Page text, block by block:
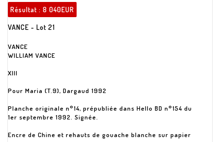
Résultat : 8 040EUR
VANCE - Lot 21
VANCE
WILLIAM VANCE
XIII
Pour Maria (T.9), Dargaud 1992
Planche originale n°14, prépubliée dans Hello BD n°154 du
1er septembre 1992. Signée.
Encre de Chine et rehauts de gouache blanche sur papier